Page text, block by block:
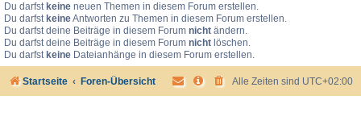
Du darfst keine neuen Themen in diesem Forum erstellen.
Du darfst keineAntworten zu Themen in diesem Forum erstellen.
Du darfst deine Beiträge in diesem Forum nicht ändern.
Du darfst deine Beiträge in diesem Forum nicht löschen.
Du darfst keine Dateianhänge in diesem Forum erstellen.
Startseite Foren-Übersicht Alle Zeiten sind UTC+02:00